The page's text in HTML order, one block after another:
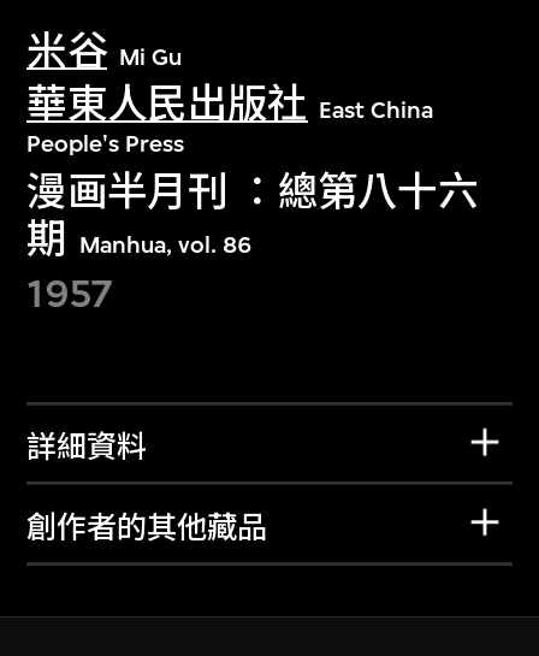
米谷 Mi Gu
華東人民出版社 East China
People's Press
漫画半月刊 ：總第八十六
期
Manhua, vol. 86
1957
詳細資料
創作者的其他藏品